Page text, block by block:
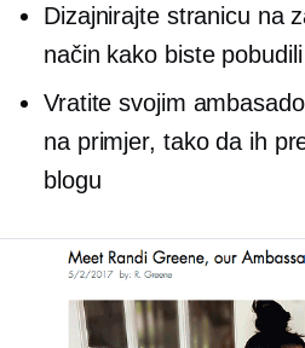
Dizajnirajte stranicu na
način kako biste
Vratite svojim
na primjer, tako da ih
blogu